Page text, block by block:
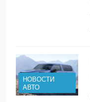
НОВОСТИ
АВТО